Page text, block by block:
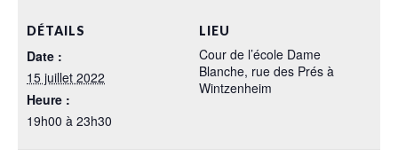
DÉTAILS
Date :
15 juillet 2022
Heure :
19h00 à 23h30
LIEU
Cour de l’école Dame
Blanche, rue des Prés à
Wintzenheim